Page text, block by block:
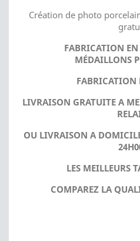
Création de photo
FABRICATION
MÉDAILLONS
FABRICATION
LIVRAISON GRATUITE A
OU LIVRAISON A
LES MEILLEURS
COMPAREZ LA